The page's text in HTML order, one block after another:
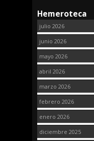
Hemeroteca
julio 2026
junio 2026
mayo 2026
abril 2026
marzo 2026
febrero 2026
enero 2026
diciembre 2025